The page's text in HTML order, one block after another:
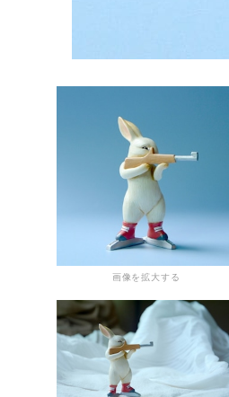
画像を拡大する